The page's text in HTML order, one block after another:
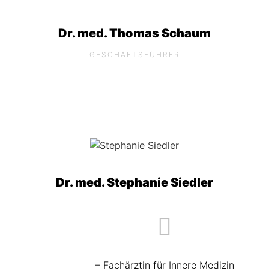
Dr. med. Thomas Schaum
GESCHÄFTSFÜHRER
Dr. med. Stephanie Siedler
– Fachärztin für Innere Medizin